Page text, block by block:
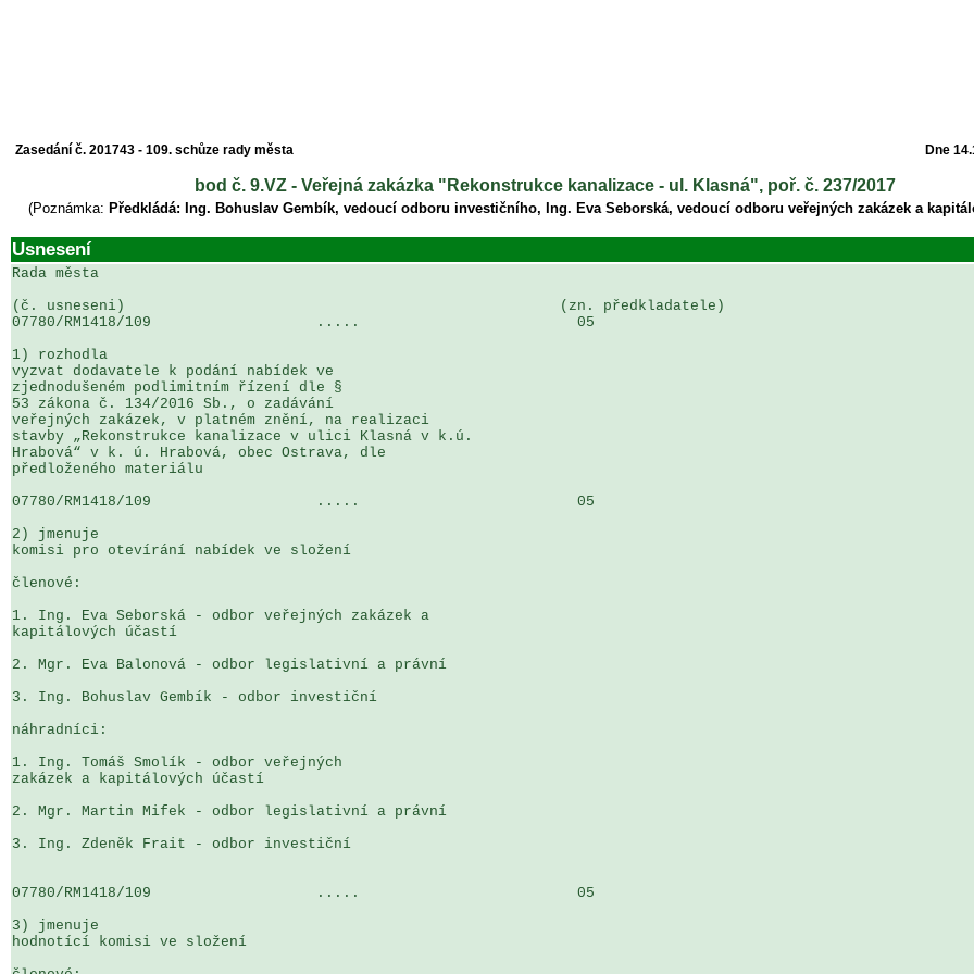
Zasedání č. 201743 - 109. schůze rady města Dne
bod č. 9.VZ - Veřejná zakázka "Rekonstrukce kanalizace - ul. Klasná", poř. č. 237/2017
(Poznámka: Předkládá: Ing. Bohuslav Gembík, vedoucí odboru investičního, Ing. Eva Seborská, vedoucí odboru veřejných zakázek a
Usnesení
Rada města
(č. usneseni)                                                  (zn. předkladatele)
07780/RM1418/109                   .....                         05
1) rozhodla
vyzvat dodavatele k podání nabídek ve
zjednodušeném podlimitním řízení dle §
53 zákona č. 134/2016 Sb., o zadávání
veřejných zakázek, v platném znění, na realizaci
stavby „Rekonstrukce kanalizace v ulici Klasná v k.ú.
Hrabová“ v k. ú. Hrabová, obec Ostrava, dle
předloženého materiálu
07780/RM1418/109                   .....                         05
2) jmenuje
komisi pro otevírání nabídek ve složení
členové:
1. Ing. Eva Seborská - odbor veřejných zakázek a
kapitálových účastí
2. Mgr. Eva Balonová - odbor legislativní a právní
3. Ing. Bohuslav Gembík - odbor investiční
náhradníci:
1. Ing. Tomáš Smolík - odbor veřejných
zakázek a kapitálových účastí
2. Mgr. Martin Mifek - odbor legislativní a právní
3. Ing. Zdeněk Frait - odbor investiční
07780/RM1418/109                   .....                         05
3) jmenuje
hodnotící komisi ve složení